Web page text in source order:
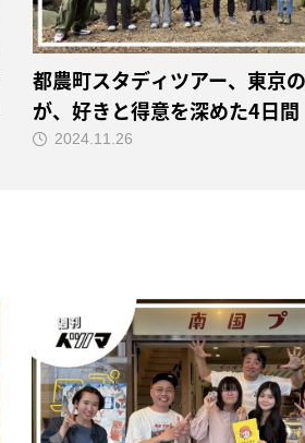
都農町スタディツアー、東京
が、好きと得意を深めた4日間
2024.11.26